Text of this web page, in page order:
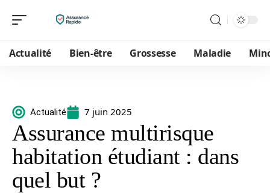
Actualité Bien-être Grossesse Maladie
Actualité 7 juin 2025
Assurance multirisque
habitation étudiant : dans
quel but ?